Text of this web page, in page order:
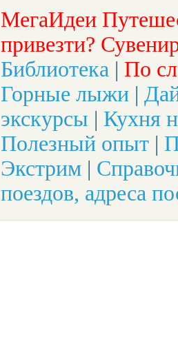
МегаИдеи
привезти?
Библиотека | По
Горные лыжи |
экскурсы | Кухня
Полезный опыт |
Экстрим |
поездов, адреса